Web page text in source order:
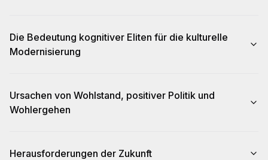
Die Bedeutung kognitiver Eliten für die kulturelle
Modernisierung
Ursachen von Wohlstand, positiver Politik und
Wohlergehen
Herausforderungen der Zukunft